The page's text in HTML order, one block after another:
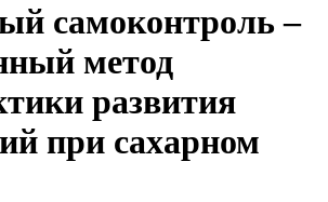
самоконтроль –
метод
развития
при сахарном